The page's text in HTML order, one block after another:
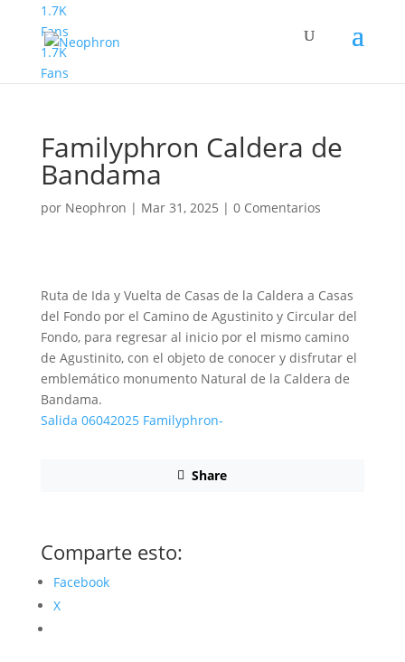
1.7K
Fans
1.7K
Fans
Familyphron Caldera de
Bandama
por Neophron | Mar 31, 2025 | 0 Comentarios
Ruta de Ida y Vuelta de Casas de la Caldera a Casas
del Fondo por el Camino de Agustinito y Circular del
Fondo, para regresar al inicio por el mismo camino
de Agustinito, con el objeto de conocer y disfrutar el
emblemático monumento Natural de la Caldera de
Bandama.
Salida 06042025 Familyphron-
Share
Comparte esto:
Facebook
X